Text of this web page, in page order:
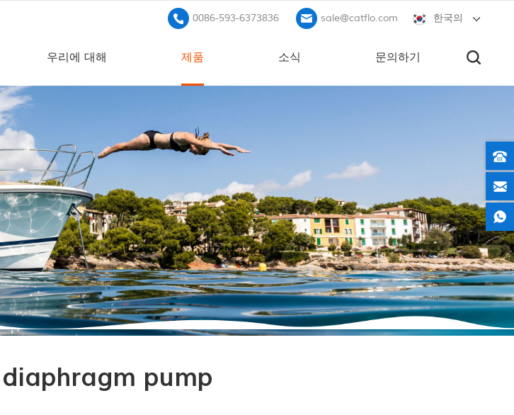
한국의
0086-593-6373836 sale@catflo.com
우리에 대해 제품 소식 문의하기
pump